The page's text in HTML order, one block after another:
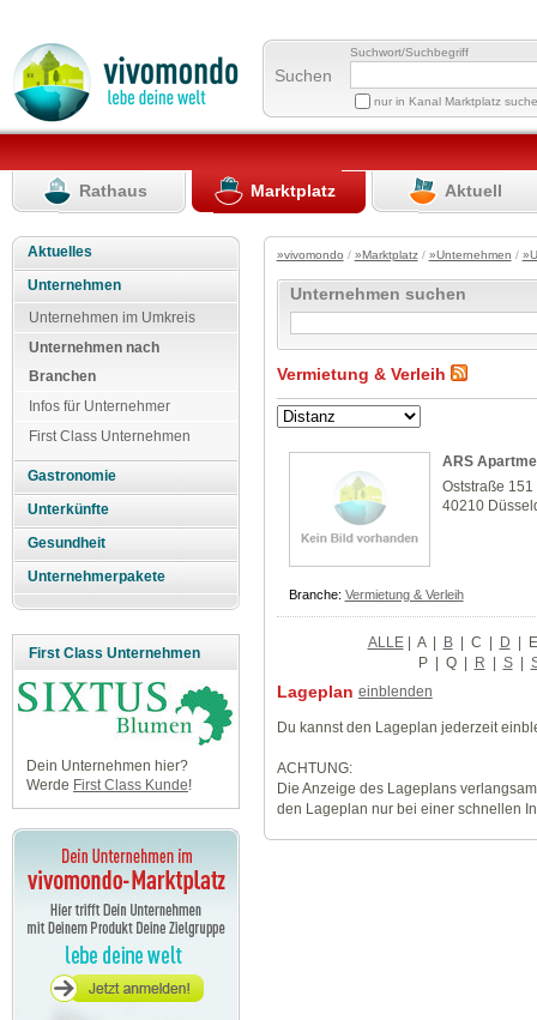
Suchen
Suchwort/Suchbegriff
nur in Kanal Marktplatz
Rathaus Marktplatz Aktuell
Aktuelles
Unternehmen
Unternehmen im Umkreis
Unternehmen nach
Branchen
Infos für Unternehmer
First Class Unternehmen
Gastronomie
Unterkünfte
Gesundheit
Unternehmerpakete
First Class Unternehmen
Dein Unternehmen hier?
Werde First Class Kunde!
»vivomondo / »Marktplatz/ »Unternehmen /
Unternehmen suchen
Vermietung & Verleih
ARS
Oststraße 151
40210
Branche: Vermietung & Verleih
ALLE| A| B | C | D |
P | Q | R | S |
Lageplan einblenden
Du kannst den Lageplan jederzeit
ACHTUNG:
Die Anzeige des Lageplans
den Lageplan nur bei einer schnellen